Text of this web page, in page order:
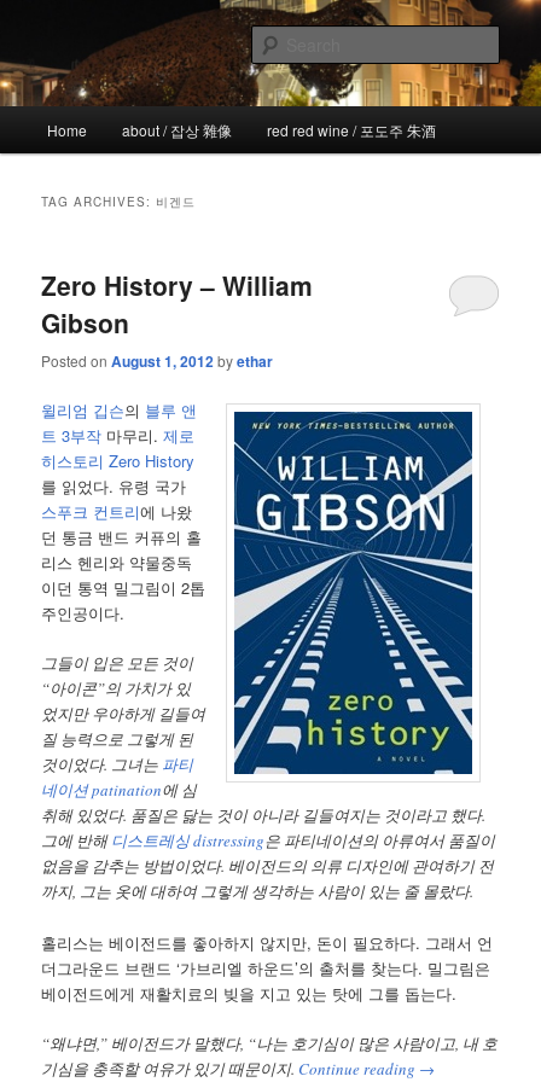
primary
content
secondary
content!wicked
the more I see the less I know
Home about / 잡상 雜像 red red wine / 포도주 朱酒
TAG ARCHIVES: 비겐드
Zero History – William
Gibson
Posted onAugust 1, 2012byethar
윌리엄 깁슨의 블루 앤
트 3부작 마무리.제로
히스토리 Zero History
를 읽었다. 유령 국가
스푸크 컨트리에 나왔
던 통금 밴드 커퓨의 홀
리스 헨리와 약물중독
이던 통역 밀그림이 2톱
주인공이다.
그들이 입은 모든 것이
“아이콘”의 가치가 있
었지만 우아하게 길들여
질 능력으로 그렇게 된
것이었다. 그녀는 파티
네이션 patination에 심
취해 있었다. 품질은 닳는 것이 아니라 길들여지는 것이라고 했다.
그에 반해디스트레싱 distressing은 파티네이션의 아류여서 품질이
없음을 감추는 방법이었다. 베이전드의 의류 디자인에 관여하기 전
까지, 그는 옷에 대하여 그렇게 생각하는 사람이 있는 줄 몰랐다.
홀리스는 베이전드를 좋아하지 않지만, 돈이 필요하다. 그래서 언
더그라운드 브랜드 ‘가브리엘 하운드’의 출처를 찾는다. 밀그림은
베이전드에게 재활치료의 빚을 지고 있는 탓에 그를 돕는다.
“왜냐면,” 베이전드가 말했다, “나는 호기심이 많은 사람이고, 내 호
기심을 충족할 여유가 있기 때문이지. Continue reading →